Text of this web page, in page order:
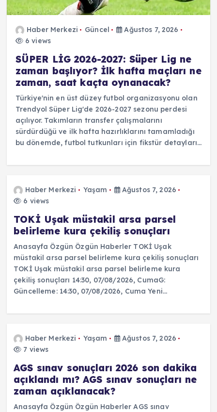
Haber Merkezi Güncel
Ağustos 7, 2026
6 views
SÜPER LİG 2026-2027: Süper Lig ne
zaman başlıyor? İlk hafta maçları ne
zaman, saat kaçta oynanacak?
Türkiye'nin en üst düzey futbol organizasyonu olan
Trendyol Süper Lig'de 2026-2027 sezonu perdesi
açılıyor. Takımların transfer çalışmalarını
sürdürdüğü ve ilk hafta hazırlıklarını tamamladığı
bu dönemde, futbol tutkunları için fikstür detayları…
Haber Merkezi Yaşam
Ağustos 7, 2026
6 views
TOKİ Uşak müstakil arsa parsel
belirleme kura çekiliş sonuçları
Anasayfa Özgün Özgün Haberler TOKİ Uşak
müstakil arsa parsel belirleme kura çekiliş sonuçları
TOKİ Uşak müstakil arsa parsel belirleme kura
çekiliş sonuçları 14:30, 07/08/2026, CumaG:
Güncelleme: 14:30, 07/08/2026, Cuma Yeni…
Haber Merkezi Yaşam
Ağustos 7, 2026
7 views
AGS sınav sonuçları 2026 son dakika
açıklandı mı? AGS sınav sonuçları ne
zaman açıklanacak?
Anasayfa Özgün Özgün Haberler AGS sınav